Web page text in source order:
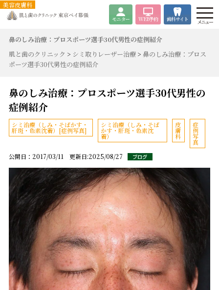
美容皮膚科
モニター WEB予約 歯科サイト メニュー
鼻のしみ治療：プロスポーツ選手30代男性の症例紹介
肌と歯のクリニック > シミ取りレーザー治療> 鼻のしみ治療：プロス
ポーツ選手30代男性の症例紹介
鼻のしみ治療：プロスポーツ選手30代男性の
症例紹介
シミ治療（しみ・そばかす・
肝斑・色素沈着）[症例写真]
シミ治療（しみ・そば
かす・肝斑・色素沈
着）
皮
膚
科
症
例
写
真
公開日：2017/03/11 更新日:2025/08/27